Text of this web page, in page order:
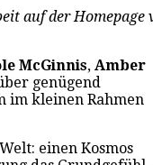
auf der Homepage
McGinnis, Amber
genügend
im kleinen Rahmen
einen Kosmos